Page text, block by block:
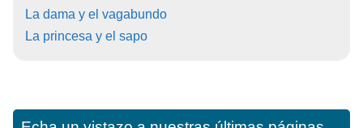
La dama y el vagabundo
La princesa y el sapo